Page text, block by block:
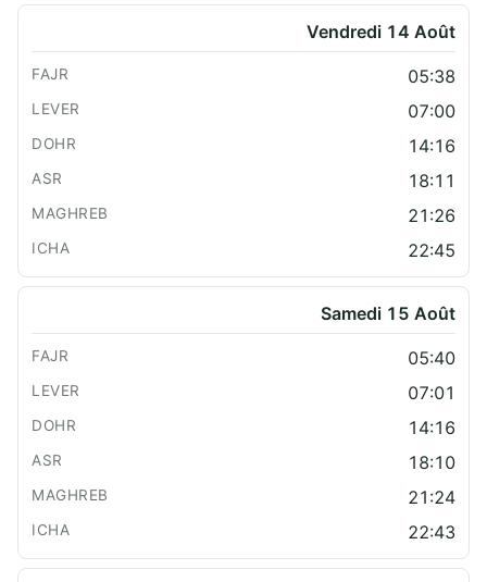
Vendredi 14 Août
05:38
07:00
14:16
18:11
21:26
22:45
Samedi 15 Août
05:40
07:01
14:16
18:10
21:24
22:43